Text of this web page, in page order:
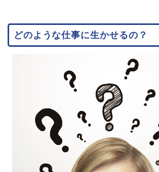
どのような仕事に生かせるの？